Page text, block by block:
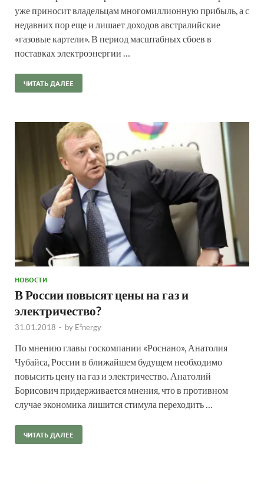
уже приносит владельцам многомиллионную прибыль, а с
недавних пор еще и лишает доходов австралийские
«газовые картели». В период масштабных сбоев в
поставках электроэнергии …
ЧИТАТЬ ДАЛЕЕ
НОВОСТИ
В России повысят цены на газ и
электричество?
31.01.2018 - by E²nergy
По мнению главы госкомпании «Роснано», Анатолия
Чубайса, России в ближайшем будущем необходимо
повысить цену на газ и электричество. Анатолий
Борисович придерживается мнения, что в противном
случае экономика лишится стимула переходить …
ЧИТАТЬ ДАЛЕЕ